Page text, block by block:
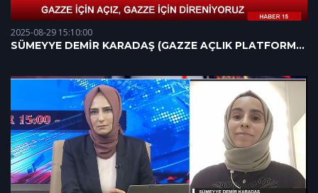
2025-08-29 15:10:00
SÜMEYYE DEMİR KARADAŞ (GAZZE AÇLIK PLATFORMU